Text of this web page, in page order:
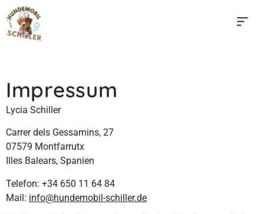
Impressum
Lycia Schiller
Carrer dels Gessamins, 27
07579 Montfarrutx
Illes Balears, Spanien
Telefon: +34 650 11 64 84
Mail: info@hundemobil-schiller.de